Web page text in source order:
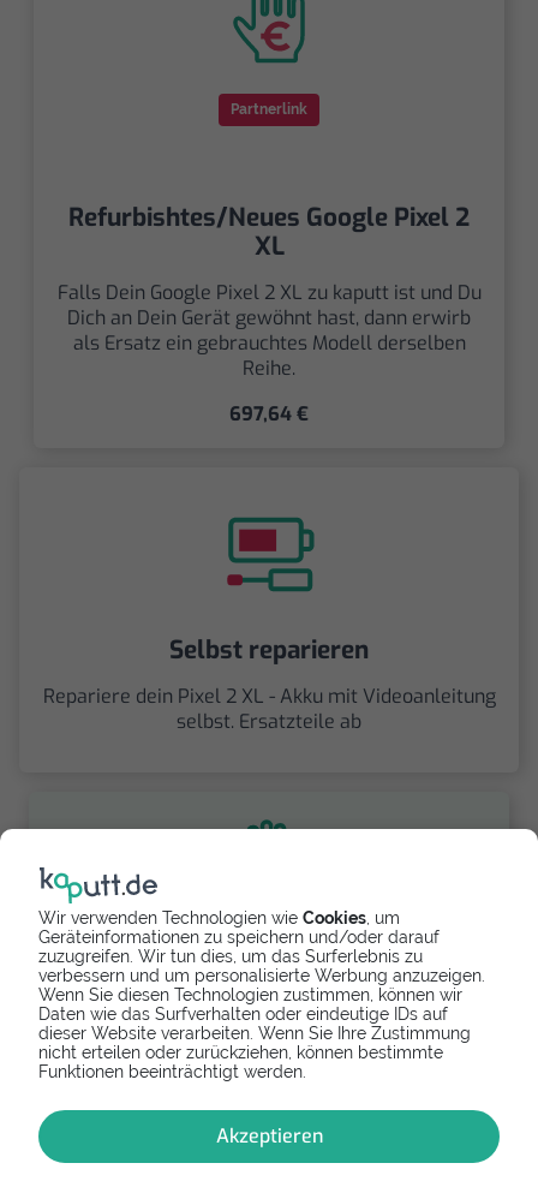
Wir verwenden Technologien wie Cookies , um
Geräteinformationen zu speichern und/oder darauf
zuzugreifen. Wir tun dies, um das Surferlebnis zu
verbessern und um personalisierte Werbung anzuzeigen.
Wenn Sie diesen Technologien zustimmen, können wir
Daten wie das Surfverhalten oder eindeutige IDs auf
dieser Website verarbeiten. Wenn Sie Ihre Zustimmung
nicht erteilen oder zurückziehen, können bestimmte
Funktionen beeinträchtigt werden.
Akzeptieren
Partnerlink
Refurbishtes/Neues Google Pixel 2
XL
Falls Dein Google Pixel 2 XL zu kaputt ist und Du
Dich an Dein Gerät gewöhnt hast, dann erwirb
als Ersatz ein gebrauchtes Modell derselben
Reihe.
697,64 €
Selbst reparieren
Repariere dein Pixel 2 XL - Akku mit Videoanleitung
selbst. Ersatzteile ab
Spenden
Spende Dein Gerät über
handysfuerdieumwelt.de
für einen guten Zweck.